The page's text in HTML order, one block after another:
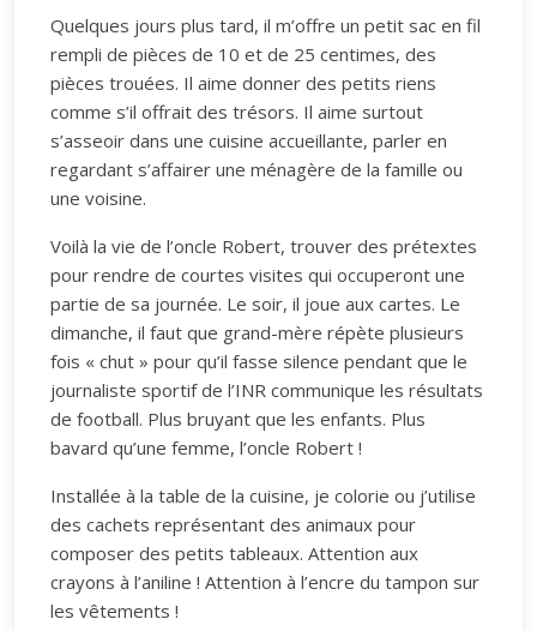
Quelques jours plus tard, il m’offre un petit sac en fil
rempli de pièces de 10 et de 25 centimes, des
pièces trouées. Il aime donner des petits riens
comme s’il offrait des trésors. Il aime surtout
s’asseoir dans une cuisine accueillante, parler en
regardant s’affairer une ménagère de la famille ou
une voisine.
Voilà la vie de l’oncle Robert, trouver des prétextes
pour rendre de courtes visites qui occuperont une
partie de sa journée. Le soir, il joue aux cartes. Le
dimanche, il faut que grand-mère répète plusieurs
fois « chut » pour qu’il fasse silence pendant que le
journaliste sportif de l’INR communique les résultats
de football. Plus bruyant que les enfants. Plus
bavard qu’une femme, l’oncle Robert !
Installée à la table de la cuisine, je colorie ou j’utilise
des cachets représentant des animaux pour
composer des petits tableaux. Attention aux
crayons à l’aniline ! Attention à l’encre du tampon sur
les vêtements !